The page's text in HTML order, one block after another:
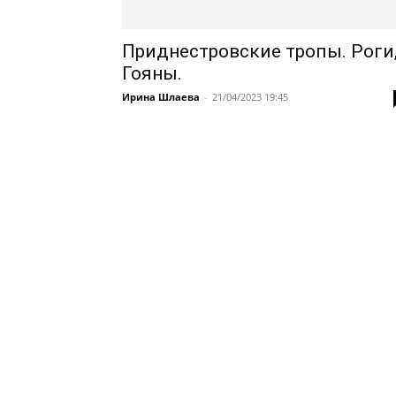
Приднестровские тропы. Роги,
Гояны.
Ирина Шлаева - 21/04/2023 19:45